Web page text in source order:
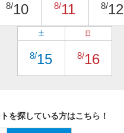
8/10 8/11 8/12
土
8/15
日
8/16
を探している方はこちら！